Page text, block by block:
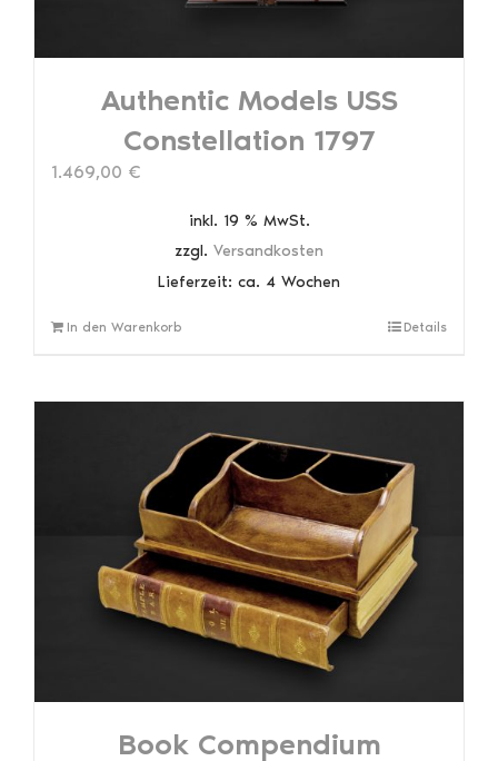
Authentic Models USS
Constellation 1797
1.469,00 €
inkl. 19 % MwSt.
zzgl. Versandkosten
Lieferzeit: ca. 4 Wochen
In den Warenkorb Details
Book Compendium